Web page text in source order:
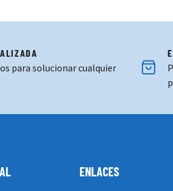
para solucionar cualquier
ENLACES